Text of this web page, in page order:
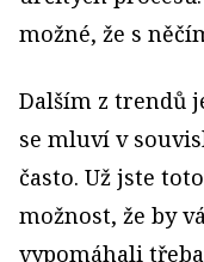
možné, že s
Dalším z trendů
se mluví v
často. Už jste
možnost, že by
vypomáhali